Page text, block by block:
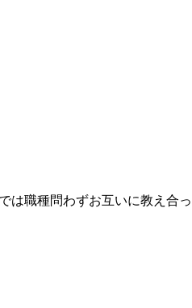
は職種問わずお互いに教え合っ